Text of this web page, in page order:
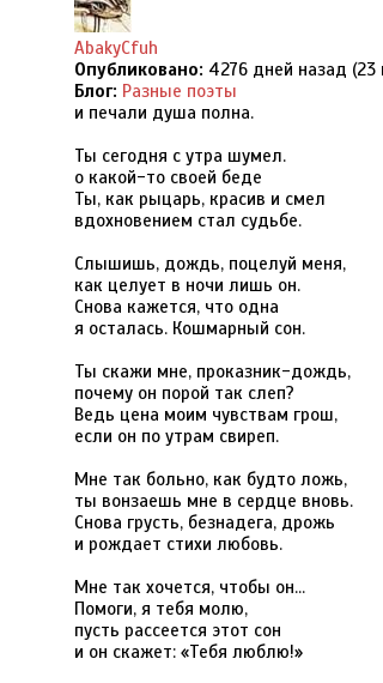
AbakyCfuh
Опубликовано: 4276 дней назад (23
Блог: Разные поэты
и печали душа полна.
Ты сегодня с утра шумел.
о какой-то своей беде
Ты, как рыцарь, красив и смел
вдохновением стал судьбе.
Слышишь, дождь, поцелуй меня,
как целует в ночи лишь он.
Снова кажется, что одна
я осталась. Кошмарный сон.
Ты скажи мне, проказник-дождь,
почему он порой так слеп?
Ведь цена моим чувствам грош,
если он по утрам свиреп.
Мне так больно, как будто ложь,
ты вонзаешь мне в сердце вновь.
Снова грусть, безнадега, дрожь
и рождает стихи любовь.
Мне так хочется, чтобы он…
Помоги, я тебя молю,
пусть рассеется этот сон
и он скажет: «Тебя люблю!»